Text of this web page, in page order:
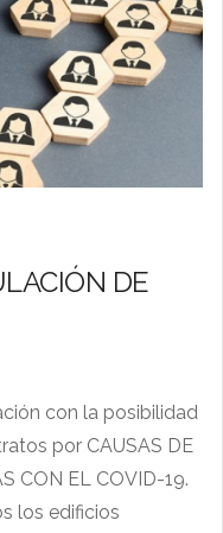
DE
con la posibilidad
por CAUSAS DE
CON EL COVID-19.
los edificios